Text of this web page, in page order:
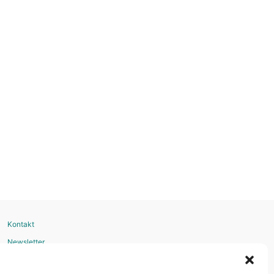
Kontakt
Newsletter